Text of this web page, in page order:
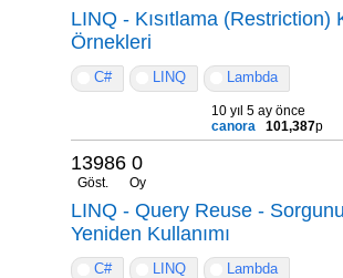
LINQ - Kısıtlama (Restriction)
Örnekleri
C# LINQ Lambda
10 yıl 5 ay önce
canora
101,387p
13986
Göst.
0
Oy
LINQ - Query Reuse -
Yeniden Kullanımı
C# LINQ Lambda